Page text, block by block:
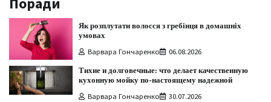
Як розплутати волосся з гребінця в домашніх
умовах
Варвара Гончаренко 06.08.2026
Тихие и долговечные: что делает качественную
кухонную мойку по-настоящему надежной
Варвара Гончаренко 30.07.2026